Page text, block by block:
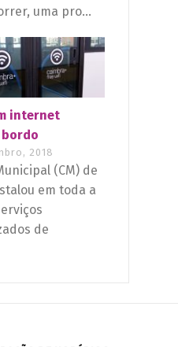
uma pro...
internet
2018
(CM) de
em toda a
de